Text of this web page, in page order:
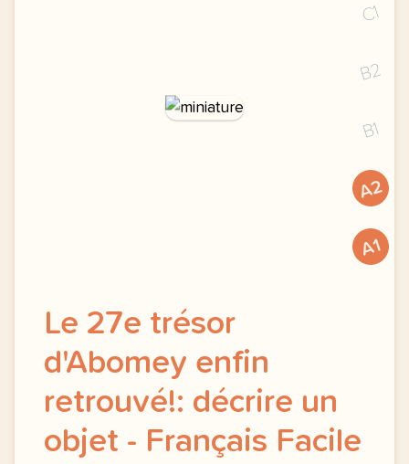
C1
B2
B1
A2
A1
Le 27e trésor
d'Abomey enfin
retrouvé!: décrire un
objet - Français Facile